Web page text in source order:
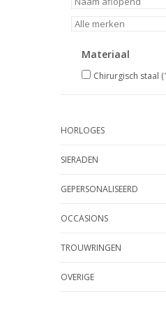
Materiaal
Chirurgisch staal
HORLOGES
SIERADEN
GEPERSONALISEERD
OCCASIONS
TROUWRINGEN
OVERIGE